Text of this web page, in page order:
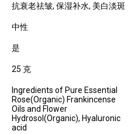
抗衰老祛皱, 保湿补水, 美白淡斑
中性
是
25 克
Ingredients of Pure Essential
Rose(Organic) Frankincense
Oils and Flower
Hydrosol(Organic), Hyaluronic
acid